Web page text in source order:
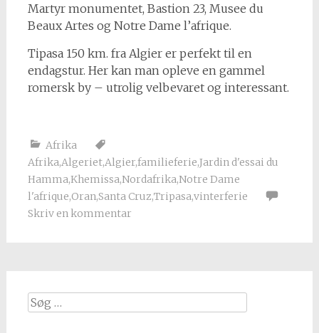
Martyr monumentet, Bastion 23, Musee du
Beaux Artes og Notre Dame l’afrique.
Tipasa 150 km. fra Algier er perfekt til en
endagstur. Her kan man opleve en gammel
romersk by – utrolig velbevaret og interessant.
Afrika
Afrika,Algeriet,Algier,familieferie,Jardin d'essai du
Hamma,Khemissa,Nordafrika,Notre Dame
l'afrique,Oran,Santa Cruz,Tripasa,vinterferie
Skriv en kommentar
Søg